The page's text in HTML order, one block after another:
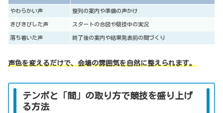
やわらかい声 整列の案内や準備の声かけ
きびきびした声 スタートの合図や競技中の実況
落ち着いた声 終了後の案内や結果発表前の間づくり
声色を変えるだけで、会場の雰囲気を自然に整えられます。
テンポと「間」の取り方で競技を盛り上げ
る方法